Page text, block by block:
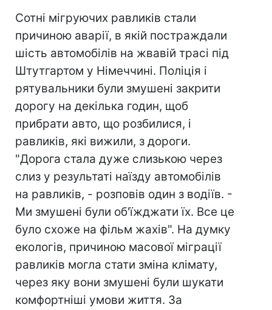
Сотні мігруючих равликів стали
причиною аварії, в якій постраждали
шість автомобілів на жвавій трасі під
Штутгартом у Німеччині. Поліція і
рятувальники були змушені закрити
дорогу на декілька годин, щоб
прибрати авто, що розбилися, і
равликів, які вижили, з дороги.
"Дорога стала дуже слизькою через
слиз у результаті наїзду автомобілів
на равликів, - розповів один з водіїв. -
Ми змушені були об'їжджати їх. Все це
було схоже на фільм жахів". На думку
екологів, причиною масової міграції
равликів могла стати зміна клімату,
через яку вони змушені були шукати
комфортніші умови життя. За